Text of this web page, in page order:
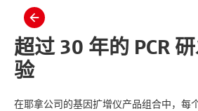
slide
超过 30 年的 PCR
验
在耶拿公司的基因扩增仪产品组合中，每